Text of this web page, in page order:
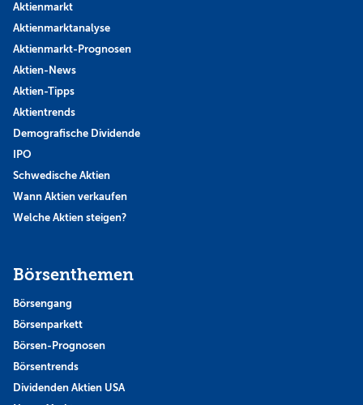
Aktienmarkt
Aktienmarktanalyse
Aktienmarkt-Prognosen
Aktien-News
Aktien-Tipps
Aktientrends
Demografische Dividende
IPO
Schwedische Aktien
Wann Aktien verkaufen
Welche Aktien steigen?
Börsenthemen
Börsengang
Börsenparkett
Börsen-Prognosen
Börsentrends
Dividenden Aktien USA